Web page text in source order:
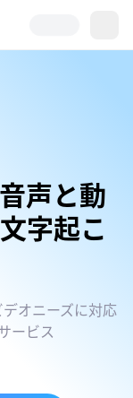
声と動
字起こ
オニーズに対応
ービス